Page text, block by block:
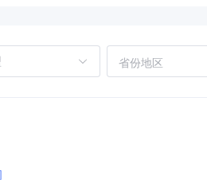
省份地区